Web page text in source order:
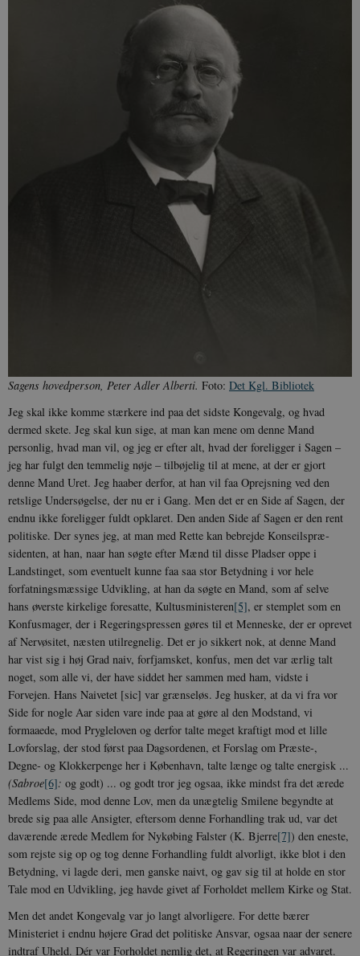
Sagens hovedperson, Peter Adler Alberti. Foto: Det Kgl. Bibliotek
Jeg skal ikke komme stærkere ind paa det sidste Kongevalg, og hvad
dermed skete. Jeg skal kun sige, at man kan mene om denne Mand
personlig, hvad man vil, og jeg er efter alt, hvad der foreligger i Sa­gen –
jeg har fulgt den temmelig nøje­ – tilbøjelig til at mene, at der er gjort
denne Mand Uret. Jeg haaber derfor, at han vil faa Oprejsning ved den
retslige Undersøgelse, der nu er i Gang. Men det er en Side af Sagen, der
endnu ikke foreligger fuldt opklaret. Den anden Side af Sagen er den rent
politiske. Der synes jeg, at man med Rette kan bebrejde Konseilspræ­
sidenten, at han, naar han søgte efter Mænd til disse Pladser oppe i
Landstinget, som eventuelt kunne faa saa stor Betyd­ning i vor hele
forfatningsmæssige Udvik­ling, at han da søgte en Mand, som af selve
hans øverste kirkelige foresatte, Kultusministeren[5], er stemplet som en
Konfus­mager, der i Regeringspressen gøres til et Menneske, der er oprevet
af Nervøsitet, næsten utilregnelig. Det er jo sikkert nok, at denne Mand
har vist sig i høj Grad naiv, forfjamsket, konfus, men det var ær­lig talt
noget, som alle vi, der have siddet her sammen med ham, vidste i
Forvejen. Hans Naivetet [sic] var grænseløs. Jeg husker, at da vi fra vor
Side for nogle Aar siden vare inde paa at gøre al den Modstand, vi
formaaede, mod Prygleloven og derfor talte meget kraftigt mod et lille
Lovforslag, der stod først paa Dagsordenen, et Forslag om Præste-,
Degne- og Klokkerpenge her i København, talte længe og talte energisk ...
(Sabroe[6]: og godt) ... og godt tror jeg og­saa, ikke mindst fra det ærede
Medlems Side, mod denne Lov, men da unægtelig Smilene begyndte at
brede sig paa alle Ansigter, eftersom denne Forhandling trak ud, var det
daværende ærede Medlem for Nykøbing Falster (K. Bjerre[7]) den eneste,
som rejste sig op og tog denne Forhand­ling fuldt alvorligt, ikke blot i den
Betyd­ning, vi lagde deri, men ganske naivt, og gav sig til at holde en stor
Tale mod en Ud­vikling, jeg havde givet af Forholdet mel­lem Kirke og Stat.
Men det andet Kongevalg var jo langt alvorligere. For dette bærer
Ministeriet i endnu højere Grad det politiske Ansvar, ogsaa naar der senere
indtraf Uheld. Dér var Forholdet nemlig det, at Regeringen var advaret.